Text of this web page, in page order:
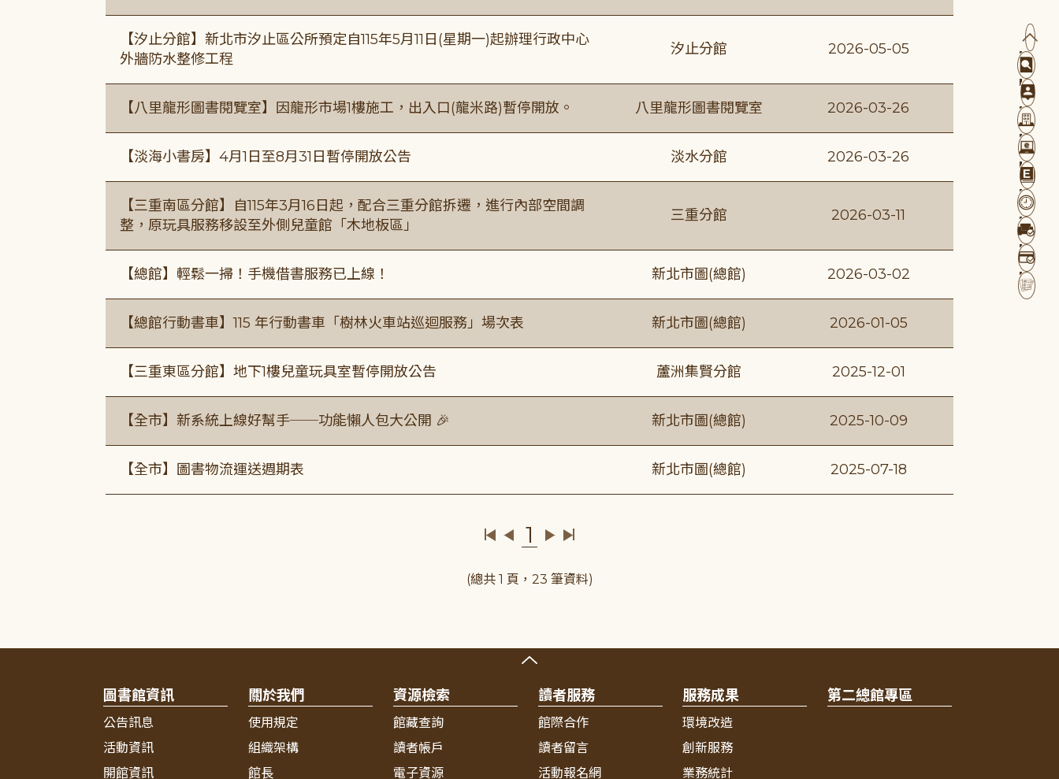
【汐止分館】新北市汐止區公所預定自115年5月11日(星期一)起辦理行政中心
外牆防水整修工程
汐止分館 2026-05-05
【八里龍形圖書閱覽室】因龍形市場1樓施工，出入口(龍米路)暫停開放。 八里龍形圖書閱覽室 2026-03-26
【淡海小書房】4月1日至8月31日暫停開放公告 淡水分館 2026-03-26
【三重南區分館】自115年3月16日起，配合三重分館拆遷，進行內部空間調
整，原玩具服務移設至外側兒童館「木地板區」
三重分館 2026-03-11
【總館】輕鬆一掃！手機借書服務已上線！ 新北市圖(總館) 2026-03-02
【總館行動書車】115 年行動書車「樹林火車站巡迴服務」場次表 新北市圖(總館) 2026-01-05
【三重東區分館】地下1樓兒童玩具室暫停開放公告 蘆洲集賢分館 2025-12-01
【全市】新系統上線好幫手──功能懶人包大公開 🎉 新北市圖(總館) 2025-10-09
【全市】圖書物流運送週期表 新北市圖(總館) 2025-07-18
1
(總共 1 頁，23 筆資料)
圖書館資訊
公告訊息
活動資訊
開館資訊
關於我們
使用規定
組織架構
館長
資源檢索
館藏查詢
讀者帳戶
電子資源
讀者服務
館際合作
讀者留言
活動報名網
服務成果
環境改造
創新服務
業務統計
第二總館專區